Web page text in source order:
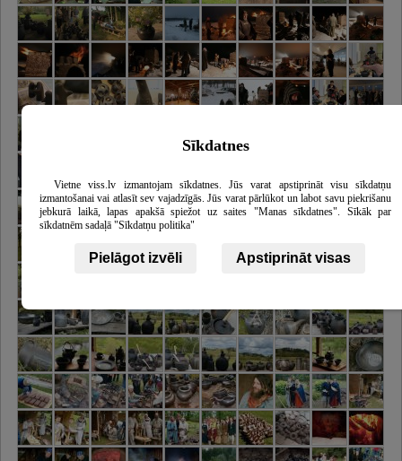
Sīkdatnes
Vietne viss.lv izmantojam sīkdatnes. Jūs varat apstiprināt visu sīkdatņu
izmantošanai vai atlasīt sev vajadzīgās. Jūs varat pārlūkot un labot savu piekrišanu
jebkurā laikā, lapas apakšā spiežot uz saites "Manas sīkdatnes". Sīkāk par
sīkdatnēm sadaļā "Sīkdatņu politika"
Pielāgot izvēli Apstiprināt visas